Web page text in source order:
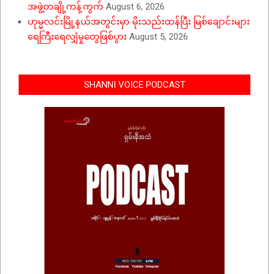
အဖွဲ့တချို့ကန့်ကွက် August 6, 2026
ဟုမ္မလင်းမြို့နယ်အတွင်းမှာ မိုးသည်းထန်ပြီး မြစ်ချောင်းများ
ရေကြီးရေလျှံမှုတွေဖြစ်ပွား August 5, 2026
SHANNI VOICE PODCAST